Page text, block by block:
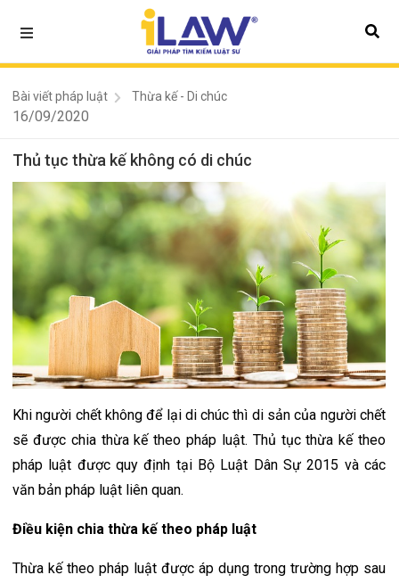
Bài viết pháp luật Thừa kế - Di chúc
16/09/2020
Thủ tục thừa kế không có di chúc
Khi người chết không để lại di chúc thì di sản của người chết
sẽ được chia thừa kế theo pháp luật. Thủ tục thừa kế theo
pháp luật được quy định tại Bộ Luật Dân Sự 2015 và các
văn bản pháp luật liên quan.
Điều kiện chia thừa kế theo pháp luật
Thừa kế theo pháp luật được áp dụng trong trường hợp sau